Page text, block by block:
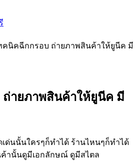
คนิคฉีกกรอบ ถ่ายภาพสินค้าให้ยูนีค มี
ถ่ายภาพสินค้าให้ยูนีค มี
เด่นนั้นใครๆก็ทำได้ ร้านไหนๆก็ทำได้
ค้านั้นดูมีเอกลักษณ์ ดูมีสไตล